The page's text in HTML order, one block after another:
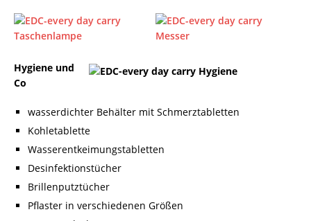
Hygiene und
Co
wasserdichter Behälter mit Schmerztabletten
Kohletablette
Wasserentkeimungstabletten
Desinfektionstücher
Brillenputztücher
Pflaster in verschiedenen Größen